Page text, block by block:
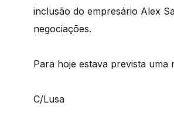
inclusão do empresário Alex
negociações.
Para hoje estava prevista uma
C/Lusa